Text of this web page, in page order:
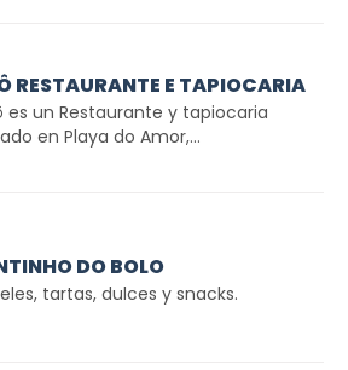
RESTAURANTE E TAPIOCARIA
es un Restaurante y tapiocaria
en Playa do Amor,...
DO BOLO
tartas, dulces y snacks.